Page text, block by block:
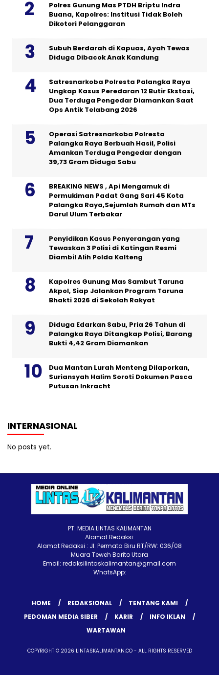
Polres Gunung Mas PTDH Briptu Indra
Buana, Kapolres: Institusi Tidak Boleh
Dikotori Pelanggaran
Subuh Berdarah di Kapuas, Ayah Tewas
Diduga Dibacok Anak Kandung
Satresnarkoba Polresta Palangka Raya
Ungkap Kasus Peredaran 12 Butir Ekstasi,
Dua Terduga Pengedar Diamankan Saat
Ops Antik Telabang 2026
Operasi Satresnarkoba Polresta
Palangka Raya Berbuah Hasil, Polisi
Amankan Terduga Pengedar dengan
39,73 Gram Diduga Sabu
BREAKING NEWS , Api Mengamuk di
Permukiman Padat Gang Sari 45 Kota
Palangka Raya,Sejumlah Rumah dan MTs
Darul Ulum Terbakar
Penyidikan Kasus Penyerangan yang
Tewaskan 3 Polisi di Katingan Resmi
Diambil Alih Polda Kalteng
Kapolres Gunung Mas Sambut Taruna
Akpol, Siap Jalankan Program Taruna
Bhakti 2026 di Sekolah Rakyat
Diduga Edarkan Sabu, Pria 26 Tahun di
Palangka Raya Ditangkap Polisi, Barang
Bukti 4,42 Gram Diamankan
Dua Mantan Lurah Menteng Dilaporkan,
Suriansyah Halim Soroti Dokumen Pasca
Putusan Inkracht
INTERNASIONAL
No posts yet.
PT. MEDIA LINTAS KALIMANTAN
Alamat Redaksi:
Alamat Redaksi : Jl. Permata Biru RT/RW: 036/08
Muara Teweh Barito Utara
Email: redaksilintaskalimantan@gmail.com
WhatsApp:
HOME REDAKSIONAL
TENTANG KAMI
PEDOMAN MEDIA SIBER
KARIR
INFO IKLAN
WARTAWAN
COPYRIGHT © 2026 LINTASKALIMANTAN.CO - ALL RIGHTS RESERVED